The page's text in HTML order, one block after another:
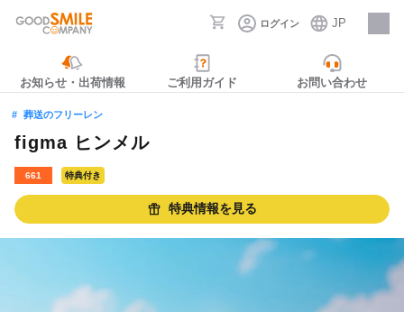
ログイン JP
採用情報
お知らせ・出荷情報 ご利用ガイド お問い合わせ
葬送のフリーレン
figma ヒンメル
661 特典付き
特典情報を見る